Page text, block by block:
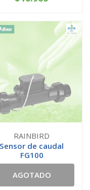
RAINBIRD
Sensor de caudal
FG100
AGOTADO